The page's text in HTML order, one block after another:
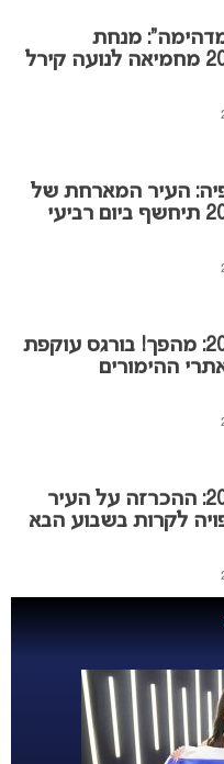
מנחת
העיר המארחת של
אירוויזיון 2027: מהפך! בורגס עוקפת
ההימורים
אירוויזיון 2027: ההכרזה על העיר
לקרות בשבוע הבא